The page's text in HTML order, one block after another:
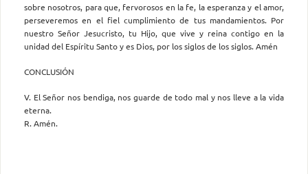
sobre nosotros, para que, fervorosos en la fe, la esperanza y el amor,
perseveremos en el fiel cumplimiento de tus mandamientos. Por
nuestro Señor Jesucristo, tu Hijo, que vive y reina contigo en la
unidad del Espíritu Santo y es Dios, por los siglos de los siglos. Amén
CONCLUSIÓN
V. El Señor nos bendiga, nos guarde de todo mal y nos lleve a la vida
eterna.
R. Amén.